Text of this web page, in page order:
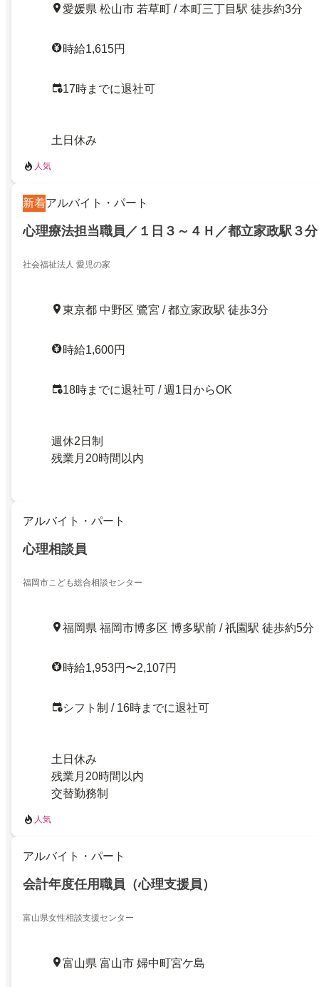
愛媛県 松山市 若草町 / 本町三丁目駅 徒歩約3分
時給1,615円
17時までに退社可
土日休み
人気
新着アルバイト・パート
心理療法担当職員／１日３～４Ｈ／都立家政駅３分
社会福祉法人 愛児の家
東京都 中野区 鷺宮 / 都立家政駅 徒歩3分
時給1,600円
18時までに退社可 / 週1日からOK
週休2日制
残業月20時間以内
アルバイト・パート
心理相談員
福岡市こども総合相談センター
福岡県 福岡市博多区 博多駅前 / 祇園駅 徒歩約5分
時給1,953円〜2,107円
シフト制 / 16時までに退社可
土日休み
残業月20時間以内
交替勤務制
人気
アルバイト・パート
会計年度任用職員（心理支援員）
富山県女性相談支援センター
富山県 富山市 婦中町宮ケ島